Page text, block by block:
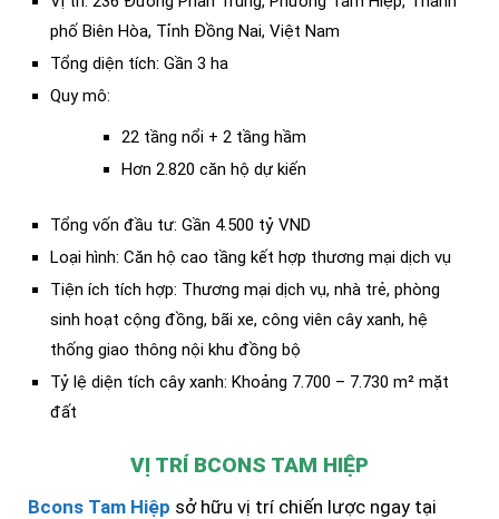
phố Biên Hòa, Tỉnh Đồng Nai, Việt Nam
Tổng diện tích: Gần 3 ha
Quy mô:
22 tầng nổi + 2 tầng hầm
Hơn 2.820 căn hộ dự kiến
Tổng vốn đầu tư: Gần 4.500 tỷ VND
Loại hình: Căn hộ cao tầng kết hợp thương mại dịch vụ
Tiện ích tích hợp: Thương mại dịch vụ, nhà trẻ, phòng
sinh hoạt cộng đồng, bãi xe, công viên cây xanh, hệ
thống giao thông nội khu đồng bộ
Tỷ lệ diện tích cây xanh: Khoảng 7.700 – 7.730 m² mặt
đất
VỊ TRÍ BCONS TAM HIỆP
Bcons Tam Hiệp sở hữu vị trí chiến lược ngay tại